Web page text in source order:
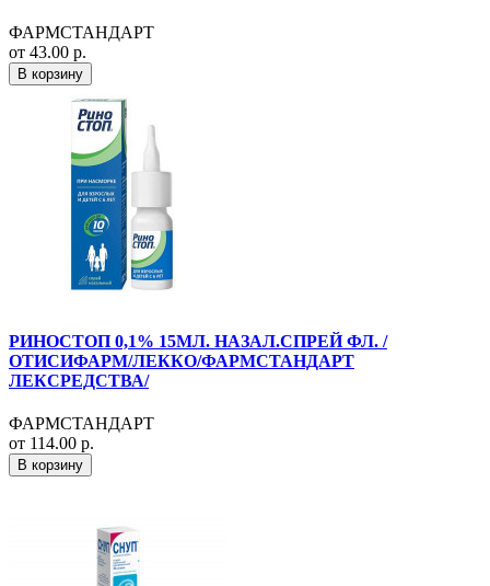
ФАРМСТАНДАРТ
от 43.00 р.
В корзину
РИНОСТОП 0,1% 15МЛ. НАЗАЛ.СПРЕЙ ФЛ. /
ОТИСИФАРМ/ЛЕККО/ФАРМСТАНДАРТ
ЛЕКСРЕДСТВА/
ФАРМСТАНДАРТ
от 114.00 р.
В корзину